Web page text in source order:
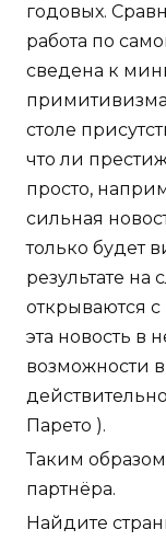
годовых.
работа по
сведена к
столе
что ли
просто,
сильная
только будет
результате
открываются
эта новость в
возможности
Парето ).
Таким
партнёра.
Найдите